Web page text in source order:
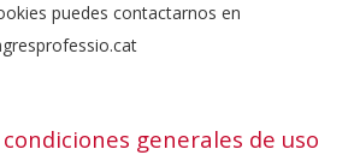
puedes contactarnos en
generales de uso